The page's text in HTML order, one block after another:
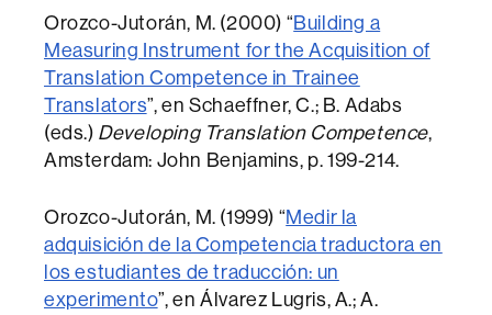
Orozco-Jutorán, M. (2000) “Building a
Measuring Instrument for the Acquisition of
Translation Competence in Trainee
Translators”, en Schaeffner, C.; B. Adabs
(eds.) Developing Translation Competence,
Amsterdam: John Benjamins, p. 199-214.
Orozco-Jutorán, M. (1999) “Medir la
adquisición de la Competencia traductora en
los estudiantes de traducción: un
experimento”, en Álvarez Lugris, A.; A.